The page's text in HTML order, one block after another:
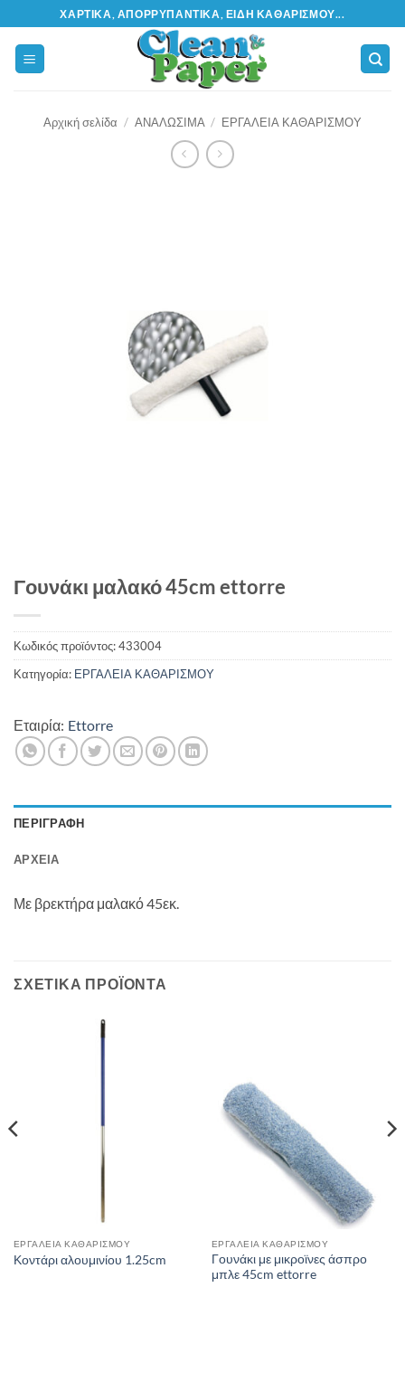
Μετάβαση
στο
περιεχόμενο
ΧΑΡΤΙΚΆ, ΑΠΟΡΡΥΠΑΝΤΙΚΆ, ΕΊΔΗ ΚΑΘΑΡΙΣΜΟΎ...
Αρχική σελίδα / ΑΝΑΛΩΣΙΜΑ / ΕΡΓΑΛΕΙΑ ΚΑΘΑΡΙΣΜΟΥ
Γουνάκι μαλακό 45cm ettorre
Κωδικός προϊόντος:433004
Κατηγορία: ΕΡΓΑΛΕΙΑ ΚΑΘΑΡΙΣΜΟΥ
Εταιρία: Ettorre
ΠΕΡΙΓΡΑΦΉ
ΑΡΧΕΊΑ
Με βρεκτήρα μαλακό 45εκ.
ΣΧΕΤΙΚΆ ΠΡΟΪΌΝΤΑ
ΕΡΓΑΛΕΙΑ ΚΑΘΑΡΙΣΜΟΥ
Κοντάρι αλουμινίου 1.25cm
ΕΡΓΑΛΕΙΑ ΚΑΘΑΡΙΣΜΟΥ
Γουνάκι με μικροϊνες άσπρο
μπλε 45cm ettorre